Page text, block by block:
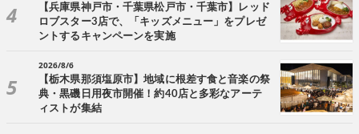
【兵庫県神戸市・千葉県松戸市・千葉市】レッド
ロブスター3店で、「キッズメニュー」をプレゼ
ントするキャンペーンを実施
2026/8/6
【栃木県那須塩原市】地域に根差す食と音楽の祭
典・黒磯日用夜市開催！約40店と多彩なアーテ
ィストが集結